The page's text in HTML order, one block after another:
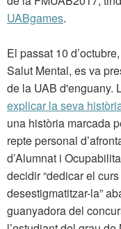
UABgames.
El passat 10
Salut Mental, es va
de la UAB d'enguany.
explicar la seva
una història marcada
repte personal
d’Alumnat i
decidir “dedicar el
desestigmatitzar-la”
guanyadora del